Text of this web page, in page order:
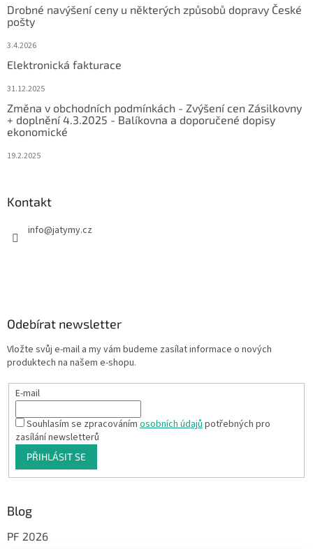
Drobné navýšení ceny u některých způsobů dopravy České
pošty
3.4.2026
Elektronická fakturace
31.12.2025
Změna v obchodních podmínkách - Zvýšení cen Zásilkovny
+ doplnění 4.3.2025 - Balíkovna a doporučené dopisy
ekonomické
19.2.2025
Kontakt
info@jatymy.cz
Odebírat newsletter
Vložte svůj e-mail a my vám budeme zasílat informace o nových
produktech na našem e-shopu.
E-mail
Souhlasím se zpracovánímosobních údajůpotřebných pro
zasílání newsletterů
PŘIHLÁSIT SE
Blog
PF 2026